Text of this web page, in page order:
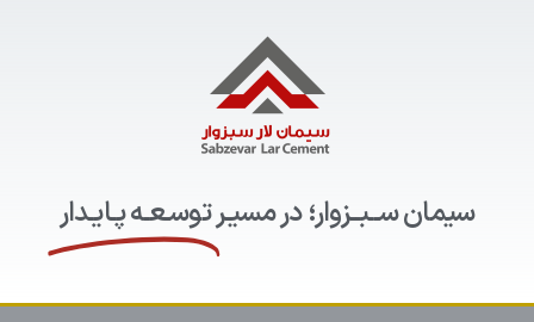
سیمان ســبــزوار؛ در مسیـرتوسـعـه پـایـدار